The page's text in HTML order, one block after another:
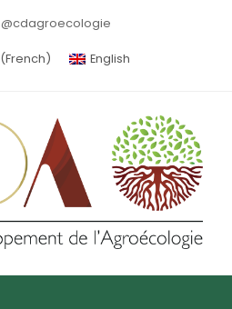
@cdagroecologie
(French) English